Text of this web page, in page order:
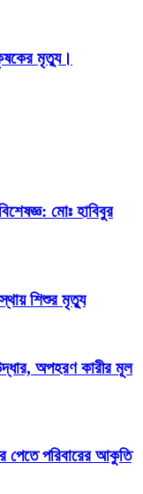
মৃত্যু।
মোঃ হাবিবুর
শিশুর মৃত্যু
অপহরণ কারীর মূল
পেতে পরিবারের আকুতি